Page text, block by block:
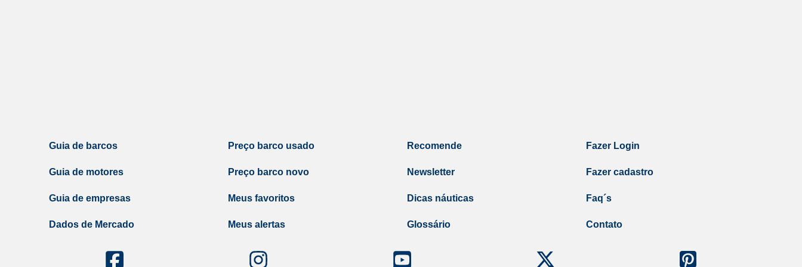
Guia de barcos
Guia de motores
Guia de empresas
Dados de Mercado
Preço barco usado
Preço barco novo
Meus favoritos
Meus alertas
Recomende
Newsletter
Dicas náuticas
Glossário
Fazer Login
Fazer cadastro
Faq´s
Contato